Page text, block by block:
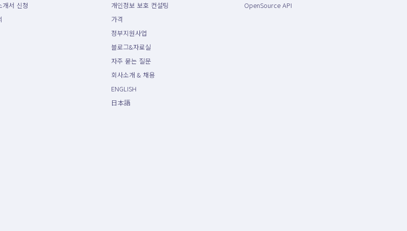
개서 신청
개인정보 보호 컨설팅
가격
정부지원사업
블로그&자료실
자주 묻는 질문
회사소개 & 채용
ENGLISH
日本語
OpenSource API